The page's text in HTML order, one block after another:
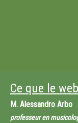
Ce que le
M. Alessandro Arbo
professeur en